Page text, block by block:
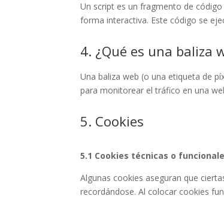
Un script es un fragmento de
forma interactiva. Este código se
4. ¿Qué es una baliza
Una baliza web (o una etiqueta de
para monitorear el tráfico en una
5. Cookies
5.1 Cookies técnicas o
Algunas cookies aseguran que
recordándose. Al colocar cookies